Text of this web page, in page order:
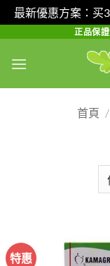
最新優惠方案：买
content
正品保
首頁 /
特惠